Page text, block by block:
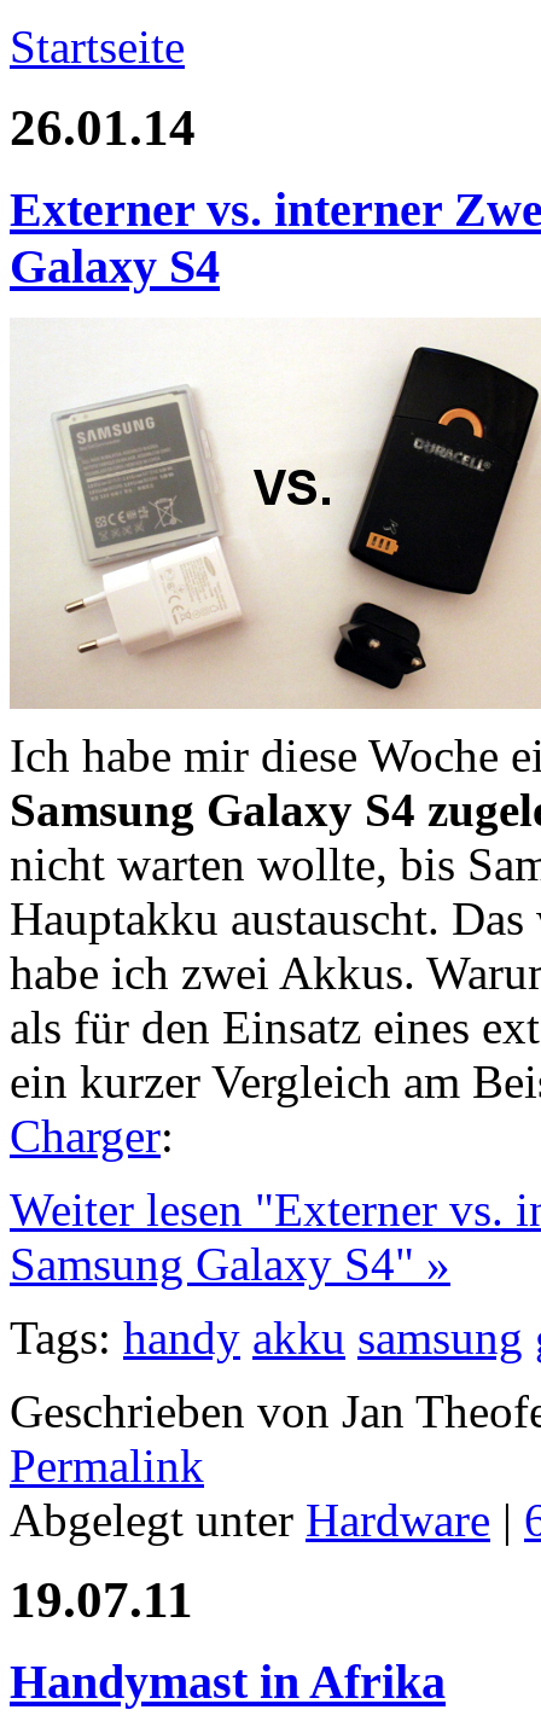
Startseite
26.01.14
Externer vs. interner
Galaxy S4
Ich habe mir diese Woche
Samsung Galaxy S4
nicht warten wollte, bis
Hauptakku austauscht.
habe ich zwei Akkus.
als für den Einsatz eines
ein kurzer Vergleich am
Charger:
Weiter lesen "Externer vs.
Samsung Galaxy S4" »
Tags: handy akku samsung
Geschrieben von Jan
Permalink
Abgelegt unter Hardware |
19.07.11
Handymast in Afrika